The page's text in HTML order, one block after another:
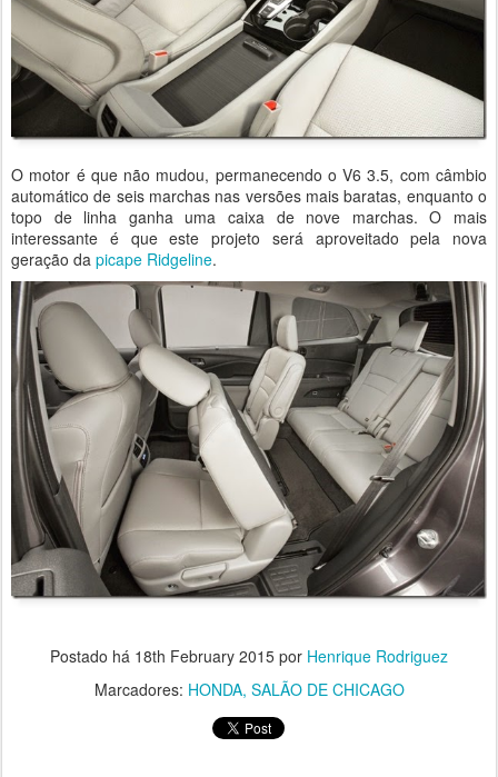
O motor é que não mudou, permanecendo o V6 3.5, com câmbio
automático de seis marchas nas versões mais baratas, enquanto o
topo de linha ganha uma caixa de nove marchas. O mais
interessante é que este projeto será aproveitado pela nova
geração da picape Ridgeline.
Postado há 18th February 2015 por Henrique Rodriguez
Marcadores: HONDA SALÃO DE CHICAGO